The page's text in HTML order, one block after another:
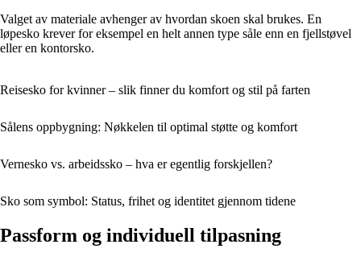
Valget av materiale avhenger av hvordan skoen skal brukes. En
løpesko krever for eksempel en helt annen type såle enn en fjellstøvel
eller en kontorsko.
Reisesko for kvinner – slik finner du komfort og stil på farten
Sålens oppbygning: Nøkkelen til optimal støtte og komfort
Vernesko vs. arbeidssko – hva er egentlig forskjellen?
Sko som symbol: Status, frihet og identitet gjennom tidene
Passform og individuell tilpasning